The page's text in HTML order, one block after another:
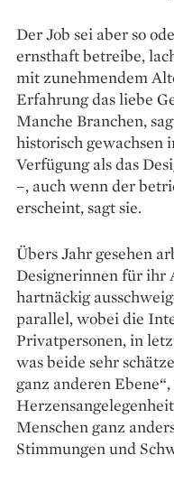
Der Job sei aber so
ernsthaft betreibe,
mit zunehmendem
Erfahrung das liebe
Manche Branchen,
historisch gewachsen
Verfügung als das
–, auch wenn der
erscheint, sagt sie.
Übers Jahr ge­sehen
Designerinnen für ihr
hartnäckig
parallel, wobei die
Privatpersonen, in
was beide sehr
ganz anderen
Menschen ganz
Stimmungen und